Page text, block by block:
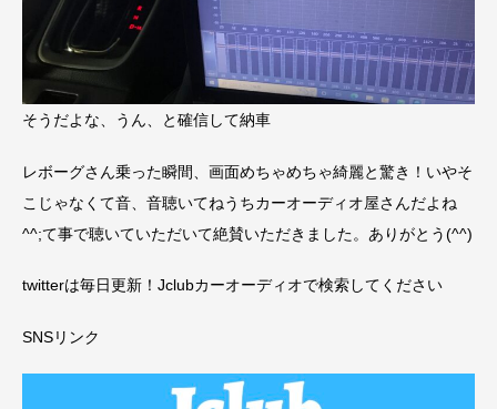
そうだよな、うん、と確信して納車
レボーグさん乗った瞬間、画面めちゃめちゃ綺麗と驚き！いやそ
こじゃなくて音、音聴いてねうちカーオーディオ屋さんだよね
^^;て事で聴いていただいて絶賛いただきました。ありがとう(^^)
twitterは毎日更新！Jclubカーオーディオで検索してください
SNSリンク